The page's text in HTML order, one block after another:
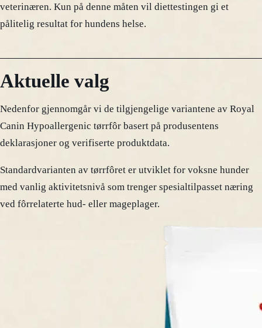
veterinæren. Kun på denne måten vil diettestingen gi et
pålitelig resultat for hundens helse.
Aktuelle valg
Nedenfor gjennomgår vi de tilgjengelige variantene av Royal
Canin Hypoallergenic tørrfôr basert på produsentens
deklarasjoner og verifiserte produktdata.
Standardvarianten av tørrfôret er utviklet for voksne hunder
med vanlig aktivitetsnivå som trenger spesialtilpasset næring
ved fôrrelaterte hud- eller mageplager.